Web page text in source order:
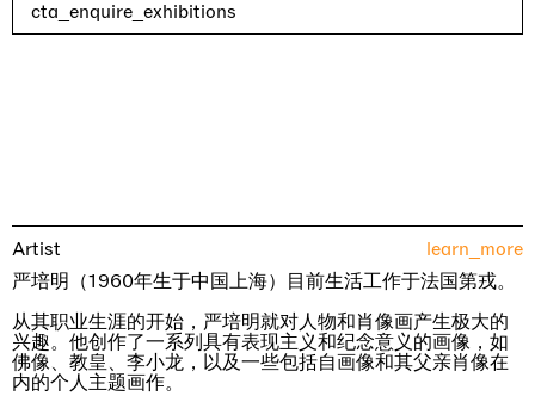
cta_enquire_exhibitions
Artist learn_more
严培明（1960年生于中国上海）目前生活工作于法国第戎。
从其职业生涯的开始，严培明就对人物和肖像画产生极大的
兴趣。他创作了一系列具有表现主义和纪念意义的画像，如
佛像、教皇、李小龙，以及一些包括自画像和其父亲肖像在
内的个人主题画作。